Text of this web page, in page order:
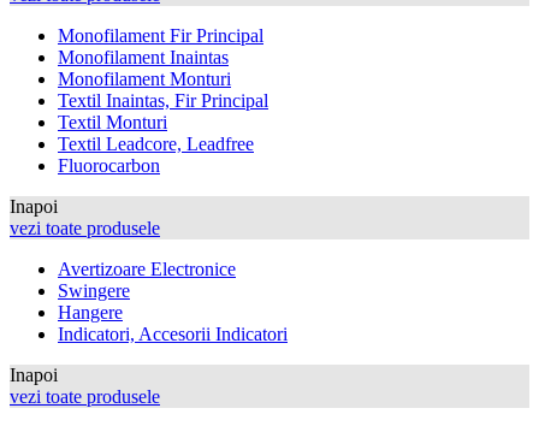
Monofilament Fir Principal
Monofilament Inaintas
Monofilament Monturi
Textil Inaintas, Fir Principal
Textil Monturi
Textil Leadcore, Leadfree
Fluorocarbon
Inapoi
vezi toate produsele
Avertizoare Electronice
Swingere
Hangere
Indicatori, Accesorii Indicatori
Inapoi
vezi toate produsele